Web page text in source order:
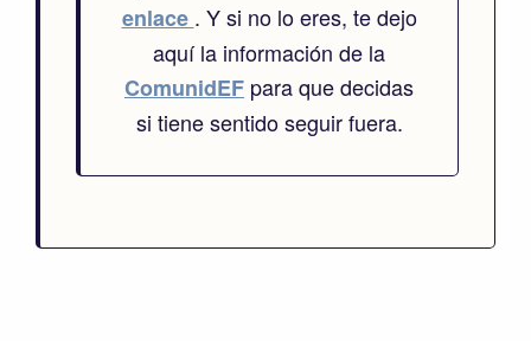
enlace . Y si no lo eres, te dejo
aquí la información de la
ComunidEF para que decidas
si tiene sentido seguir fuera.